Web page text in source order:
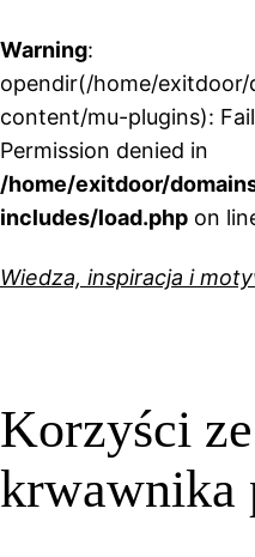
Warning:
opendir(/home/
content/mu-plugins):
Permission denied in
/home/exitdoor/
includes/load.php on
do
Wiedza, inspiracja i
Korzyści
krwawnika